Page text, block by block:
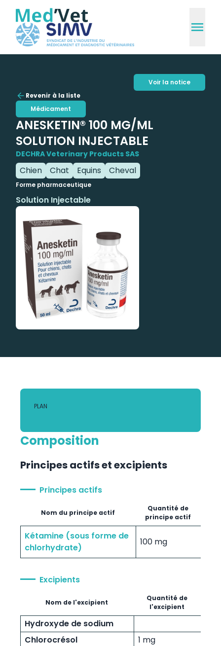
Revenir à la liste
Médicament
ANESKETIN® 100 MG/ML
SOLUTION INJECTABLE
DECHRA Veterinary Products SAS
Chien Chat Equins Cheval
Forme pharmaceutique
Solution Injectable
Voir la notice
Composition
Principes actifs et excipients
Principes actifs
Nom du principe actif
Quantité de
principe actif
Kétamine (sous forme de
chlorhydrate)
100 mg
Excipients
Nom de l'excipient
Quantité de
l'excipient
Hydroxyde de sodium
Chlorocrésol
1 mg
PLAN